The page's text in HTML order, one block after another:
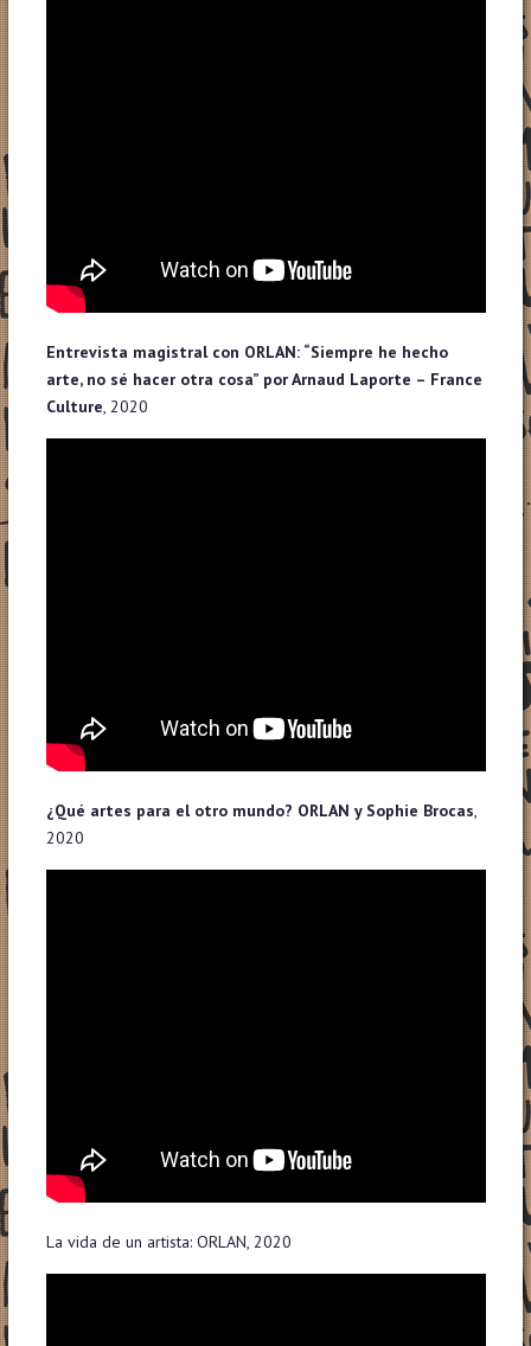
Entrevista magistral con ORLAN: “Siempre he hecho
arte, no sé hacer otra cosa” por Arnaud Laporte – France
Culture, 2020
¿Qué artes para el otro mundo? ORLAN y Sophie Brocas,
2020
La vida de un artista: ORLAN, 2020